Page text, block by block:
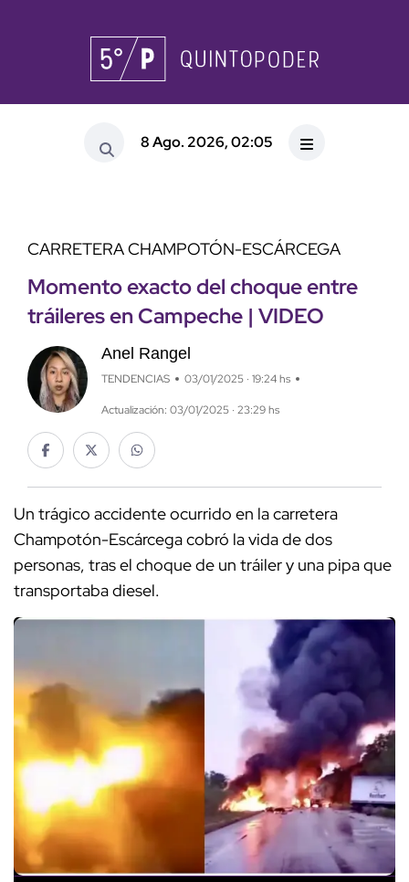
8 Ago. 2026, 02:05
CARRETERA CHAMPOTÓN-ESCÁRCEGA
Momento exacto del choque entre
tráileres en Campeche | VIDEO
Anel Rangel
TENDENCIAS 03/01/2025 · 19:24 hs
Actualización: 03/01/2025 · 23:29 hs
Un trágico accidente ocurrido en la carretera
Champotón-Escárcega cobró la vida de dos
personas, tras el choque de un tráiler y una pipa que
transportaba diesel.